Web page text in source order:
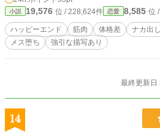
小説 19,576 位 / 228,624件 恋愛 8,585 位
ハッピーエンド 筋肉 体格差 ナカ出し
メス堕ち
強引な描写あり
最終更新
14